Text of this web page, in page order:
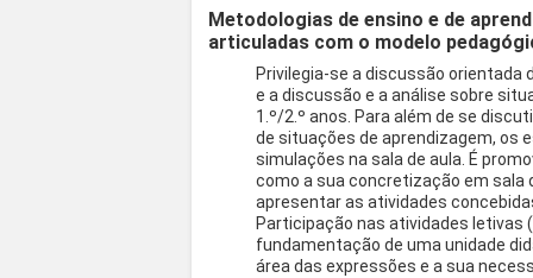
Metodologias de ensino e de
articuladas com o modelo
Privilegia-se a discussão
e a discussão e a análise sobre
1.º/2.º anos. Para além de se
de situações de aprendizagem, os
simulações na sala de aula. É
como a sua concretização em sala
apresentar as atividades
Participação nas atividades letivas
fundamentação de uma unidade
área das expressões e a sua